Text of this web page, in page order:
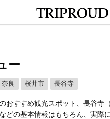
ー
奈良 桜井市 長谷寺
おすすめ観光スポット、長谷寺
どの基本情報はもちろん、実際